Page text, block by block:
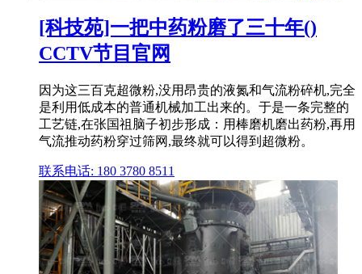
[科技苑]一把中药粉磨了三十年()
CCTV节目官网
因为这三百克超微粉,没用昂贵的液氮和气流粉碎机,完全
是利用低成本的普通机械加工出来的。于是一条完整的
工艺链,在张国祖脑子初步形成：用棒磨机磨出药粉,再用
气流推动药粉穿过筛网,最终就可以得到超微粉。
联系电话: 180 3780 8511